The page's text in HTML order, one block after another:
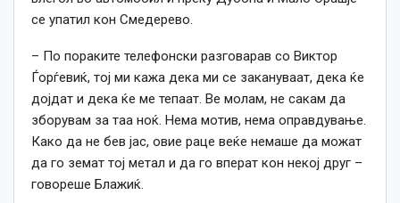
се упатил кон Смедерево.
– По пораките телефонски разговарав со Виктор
Ѓорѓевиќ, тој ми кажа дека ми се закануваат, дека ќе
дојдат и дека ќе ме тепаат. Ве молам, не сакам да
зборувам за таа ноќ. Нема мотив, нема оправдување.
Како да не бев јас, овие раце веќе немаше да можат
да го земат тој метал и да го вперат кон некој друг –
говореше Блажиќ.